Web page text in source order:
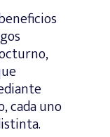
cada uno